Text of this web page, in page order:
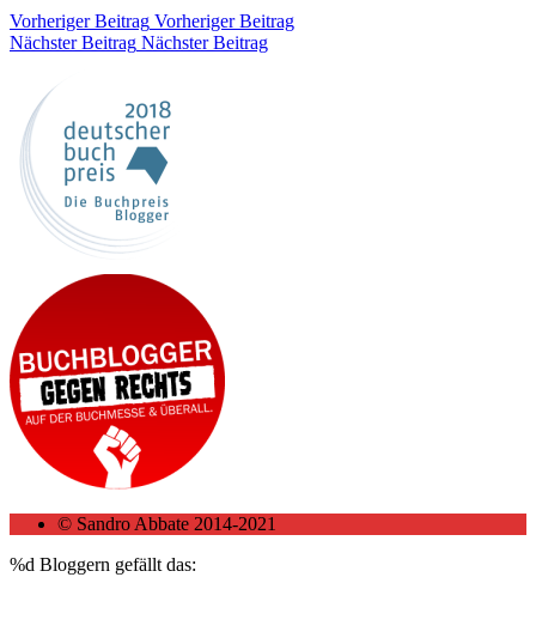
Vorheriger Beitrag Vorheriger Beitrag
Nächster Beitrag Nächster Beitrag
© Sandro Abbate 2014-2021
%d Bloggern gefällt das: